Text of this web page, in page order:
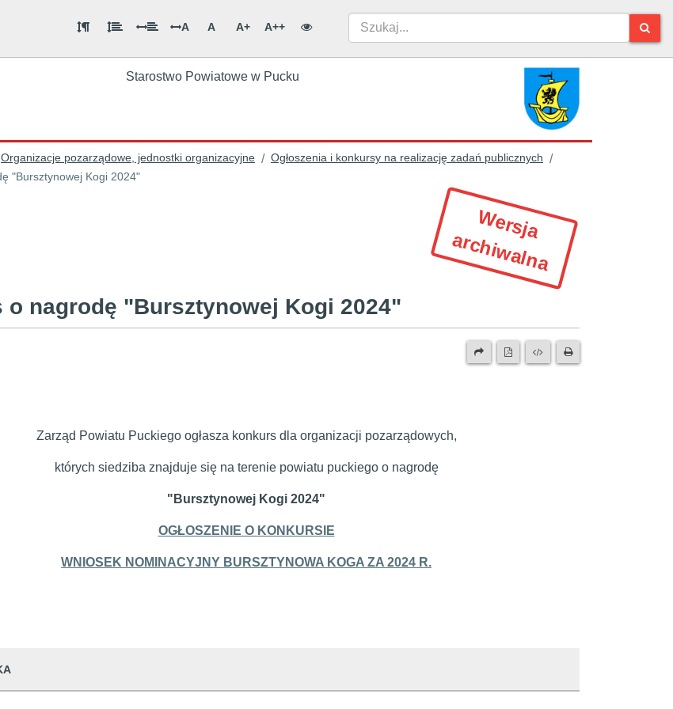
A A A+ A++
Starostwo Powiatowe w Pucku
Organizacje pozarządowe, jednostki organizacyjne / Ogłoszenia i konkursy na realizację zadań publicznych /
"Bursztynowej Kogi 2024"
W
e
r
s
ja
a
r
c
h
iw
a
ln
a
o nagrodę "Bursztynowej Kogi 2024"
Zarząd Powiatu Puckiego ogłasza konkurs dla organizacji pozarządowych,
których siedziba znajduje się na terenie powiatu puckiego o nagrodę
"Bursztynowej Kogi 2024"
OGŁOSZENIE O KONKURSIE
WNIOSEK NOMINACYJNY BURSZTYNOWA KOGA ZA 2024 R.